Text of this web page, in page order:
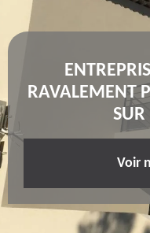
RAVALEMENT
SUR
Voir